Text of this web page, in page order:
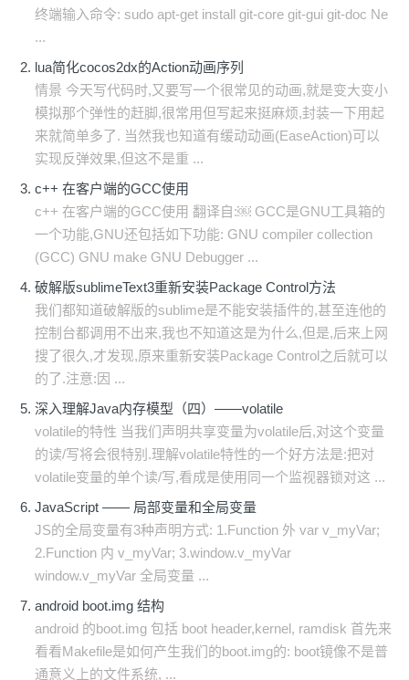
终端输入命令: sudo apt-get install git-core git-gui git-doc Ne
...
lua简化cocos2dx的Action动画序列
情景 今天写代码时,又要写一个很常见的动画,就是变大变小
模拟那个弹性的赶脚,很常用但写起来挺麻烦,封装一下用起
来就简单多了. 当然我也知道有缓动动画(EaseAction)可以
实现反弹效果,但这不是重 ...
c++ 在客户端的GCC使用
c++ 在客户端的GCC使用 翻译自:￼ GCC是GNU工具箱的
一个功能,GNU还包括如下功能: GNU compiler collection
(GCC) GNU make GNU Debugger ...
破解版sublimeText3重新安装Package Control方法
我们都知道破解版的sublime是不能安装插件的,甚至连他的
控制台都调用不出来,我也不知道这是为什么,但是,后来上网
搜了很久,才发现,原来重新安装Package Control之后就可以
的了.注意:因 ...
深入理解Java内存模型（四）——volatile
volatile的特性 当我们声明共享变量为volatile后,对这个变量
的读/写将会很特别.理解volatile特性的一个好方法是:把对
volatile变量的单个读/写,看成是使用同一个监视器锁对这 ...
JavaScript —— 局部变量和全局变量
JS的全局变量有3种声明方式: 1.Function 外 var v_myVar;
2.Function 内 v_myVar; 3.window.v_myVar
window.v_myVar 全局变量 ...
android boot.img 结构
android 的boot.img 包括 boot header,kernel, ramdisk 首先来
看看Makefile是如何产生我们的boot.img的: boot镜像不是普
通意义上的文件系统, ...